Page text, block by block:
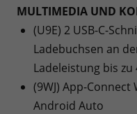
MULTIMEDIA UND
(U9E) 2 USB-C-
Ladebuchsen an
Ladeleistung bis zu
(9WJ) App-
Android Auto